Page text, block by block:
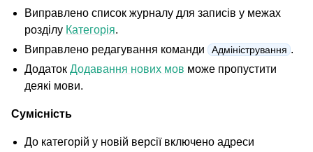
Виправлено список журналу для записів у межах
розділу Категорія.
Виправлено редагування команди Адміністрування .
ДодатокДодавання нових мов може пропустити
деякі мови.
Сумісність
До категорій у новій версії включено адреси